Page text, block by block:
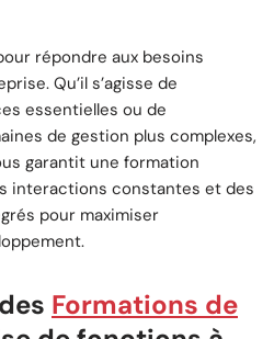
répondre aux besoins
Qu’il s’agisse de
essentielles ou de
de gestion plus complexes,
garantit une formation
interactions constantes et des
pour maximiser
Formations de